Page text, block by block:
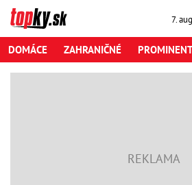
7.
DOMÁCE ZAHRANIČNÉ